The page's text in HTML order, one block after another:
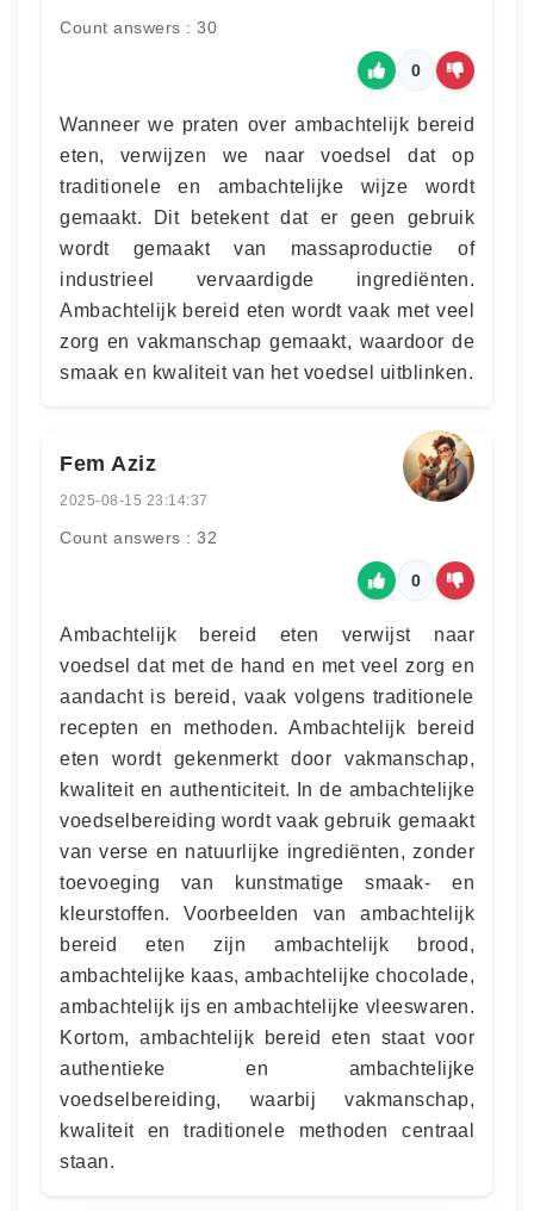
Count answers : 30
0
Wanneer we praten over ambachtelijk bereid
eten, verwijzen we naar voedsel dat op
traditionele en ambachtelijke wijze wordt
gemaakt. Dit betekent dat er geen gebruik
wordt gemaakt van massaproductie of
industrieel vervaardigde ingrediënten.
Ambachtelijk bereid eten wordt vaak met veel
zorg en vakmanschap gemaakt, waardoor de
smaak en kwaliteit van het voedsel uitblinken.
Fem Aziz
2025-08-15 23:14:37
Count answers : 32
0
Ambachtelijk bereid eten verwijst naar
voedsel dat met de hand en met veel zorg en
aandacht is bereid, vaak volgens traditionele
recepten en methoden. Ambachtelijk bereid
eten wordt gekenmerkt door vakmanschap,
kwaliteit en authenticiteit. In de ambachtelijke
voedselbereiding wordt vaak gebruik gemaakt
van verse en natuurlijke ingrediënten, zonder
toevoeging van kunstmatige smaak- en
kleurstoffen. Voorbeelden van ambachtelijk
bereid eten zijn ambachtelijk brood,
ambachtelijke kaas, ambachtelijke chocolade,
ambachtelijk ijs en ambachtelijke vleeswaren.
Kortom, ambachtelijk bereid eten staat voor
authentieke en ambachtelijke
voedselbereiding, waarbij vakmanschap,
kwaliteit en traditionele methoden centraal
staan.